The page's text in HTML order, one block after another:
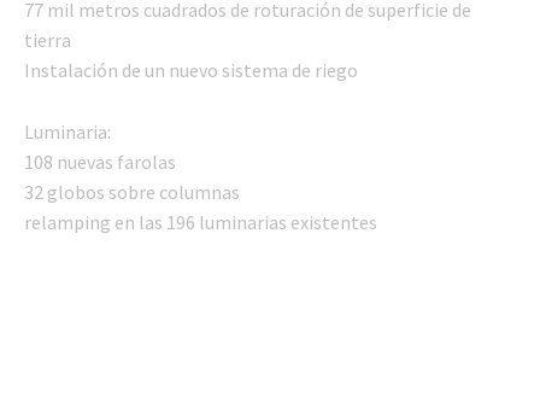
77 mil metros cuadrados de roturación de superficie de
tierra
Instalación de un nuevo sistema de riego
Luminaria:
108 nuevas farolas
32 globos sobre columnas
relamping en las 196 luminarias existentes